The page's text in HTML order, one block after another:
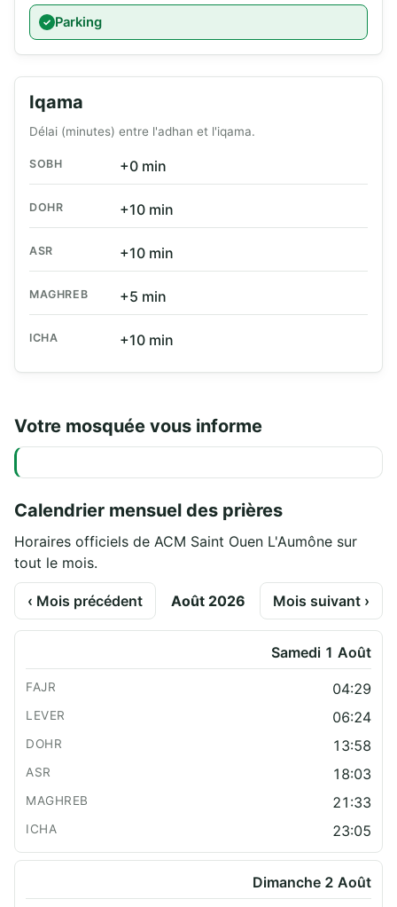
Parking
Iqama
Délai (minutes) entre l'adhan et l'iqama.
SOBH +0 min
DOHR +10 min
ASR +10 min
MAGHREB +5 min
ICHA +10 min
Votre mosquée vous informe
Calendrier mensuel des prières
Horaires officiels de ACM Saint Ouen L'Aumône sur
tout le mois.
‹ Mois précédent Août 2026 Mois suivant ›
Samedi 1 Août
04:29
06:24
13:58
18:03
21:33
23:05
Dimanche 2 Août